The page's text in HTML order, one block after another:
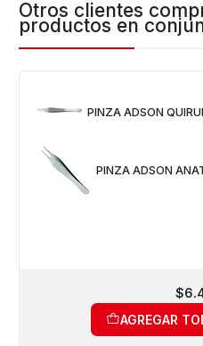
Otros clientes
productos en
PINZA ADSON
PINZA ADSON
AGREGAR